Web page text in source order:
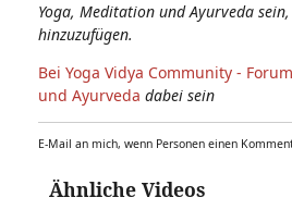
Yoga, Meditation und Ayurveda
hinzuzufügen.
Bei Yoga Vidya Community -
und Ayurveda dabei sein
E-Mail an mich, wenn Personen einen
Ähnliche Videos